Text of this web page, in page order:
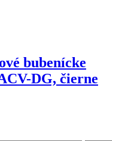
bubenícke
DG, čierne